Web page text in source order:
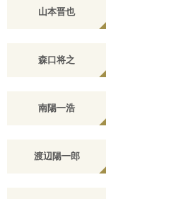
山本晋也
森口将之
南陽一浩
渡辺陽一郎